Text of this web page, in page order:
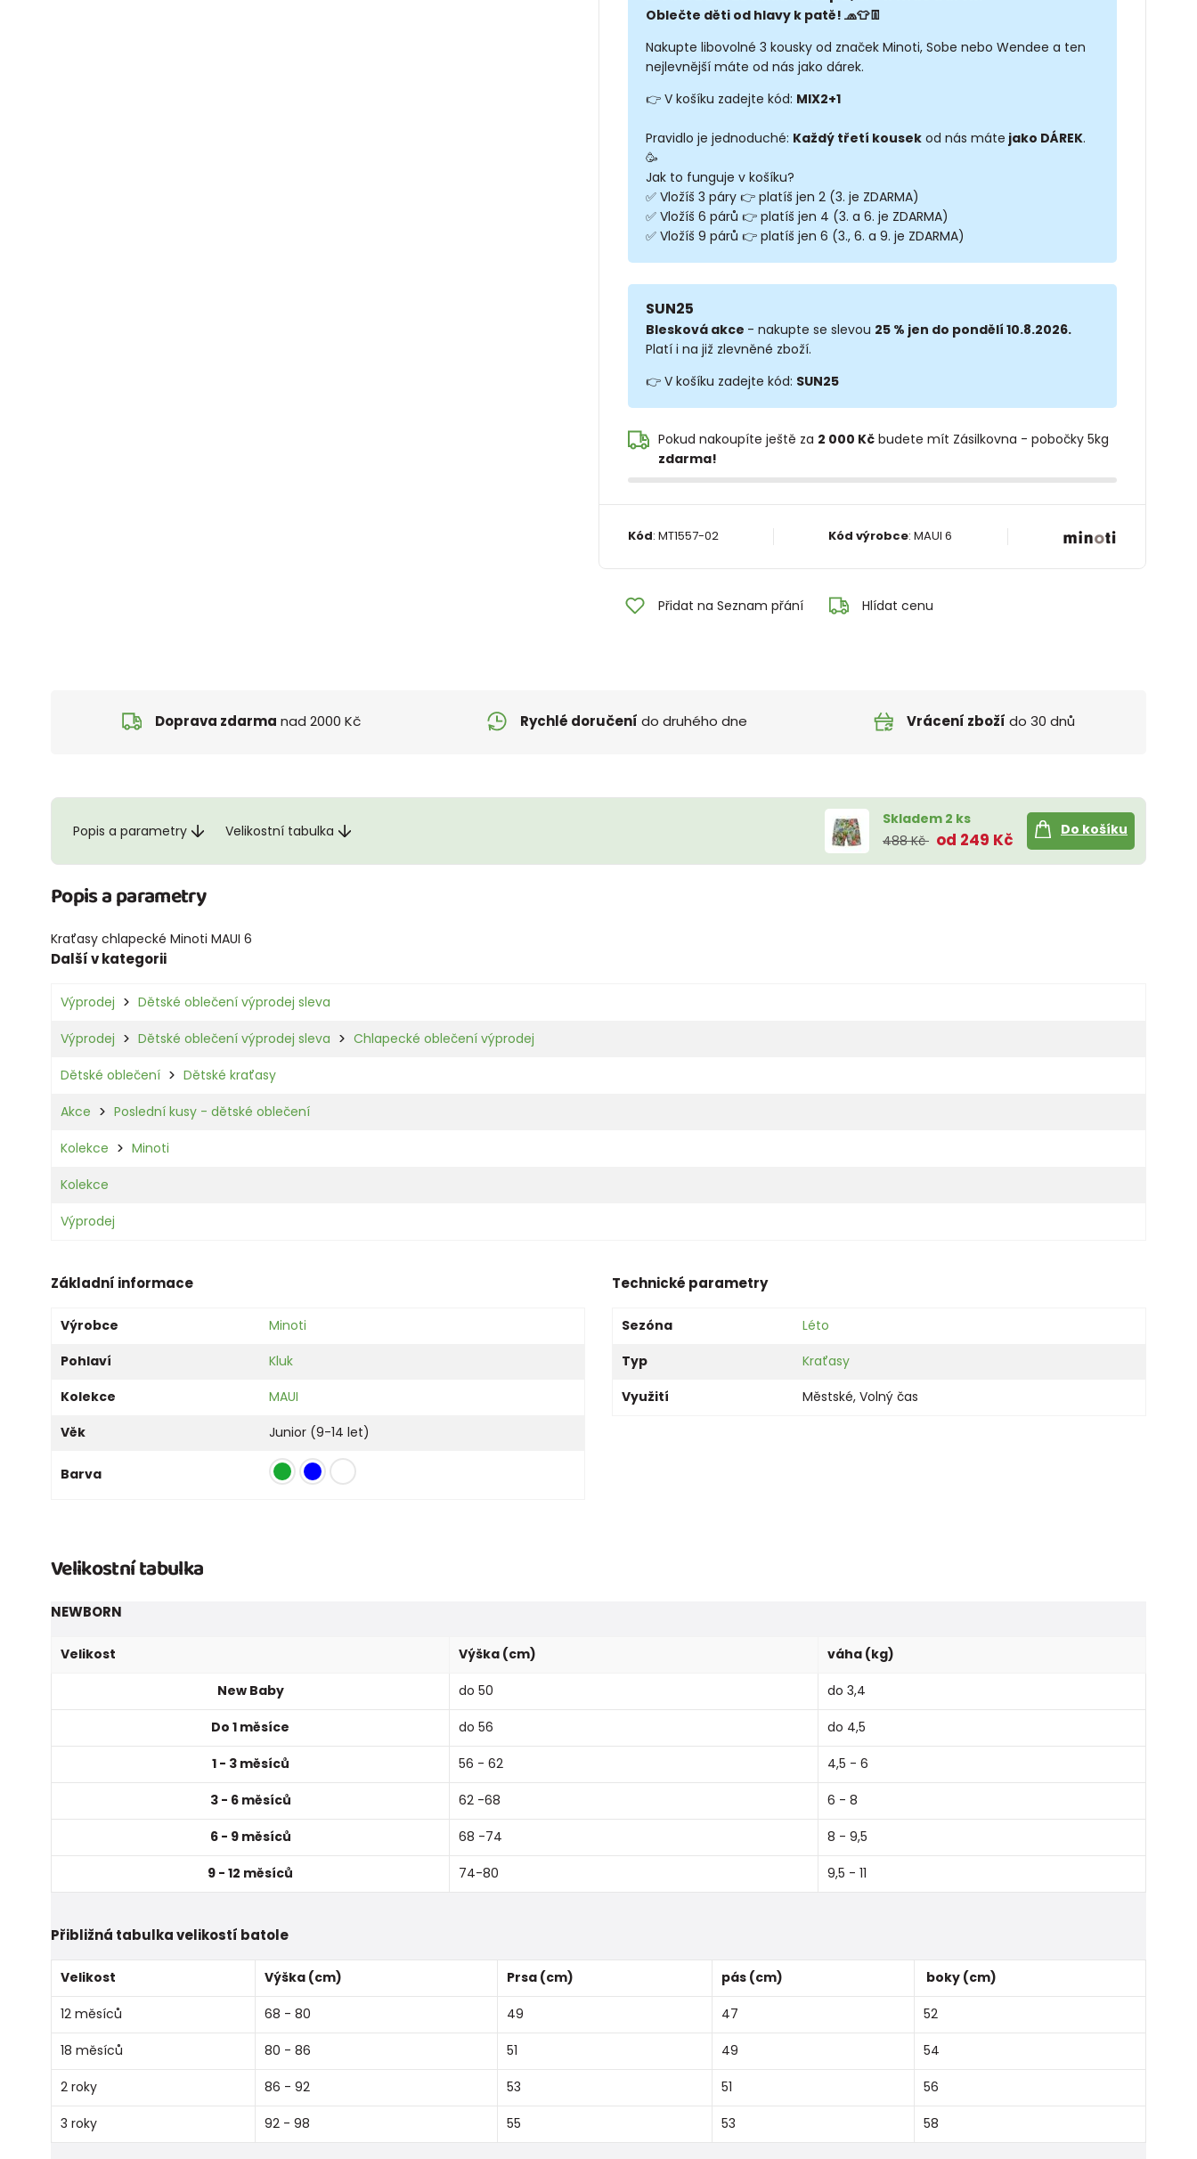
Oblečte děti od hlavy k patě! 🧢👕👖
Nakupte libovolné 3 kousky od značek Minoti, Sobe nebo Wendee a ten
nejlevnější máte od nás jako dárek.
👉 V košíku zadejte kód: MIX2+1
Pravidlo je jednoduché: Každý třetí kousekod nás máte jako DÁREK.
🥳
Jak to funguje v košíku?
✅ Vložíš 3 páry 👉 platíš jen 2 (3. je ZDARMA)
✅ Vložíš 6 párů 👉 platíš jen 4 (3. a 6. je ZDARMA)
✅ Vložíš 9 párů 👉 platíš jen 6 (3., 6. a 9. je ZDARMA)
SUN25
Blesková akce - nakupte se slevou 25 % jen do pondělí 10.8.2026.
Platí i na již zlevněné zboží.
👉 V košíku zadejte kód: SUN25
Pokud nakoupíte ještě za 2 000 Kčbudete mít Zásilkovna - pobočky 5kg
zdarma!
Kód: MT1557-02 Kód výrobce:MAUI 6
Přidat na Seznam přání Hlídat cenu
Doprava zdarma nad 2000 Kč Rychlé doručení do druhého dne Vrácení zboží do 30 dnů
Popis a parametry Velikostní tabulka
Skladem 2 ks
488 Kč od 249 Kč
Do košíku
Popis a parametry
Kraťasy chlapecké Minoti MAUI 6
Další v kategorii
Výprodej Dětské oblečení výprodej sleva
Výprodej Dětské oblečení výprodej sleva Chlapecké oblečení výprodej
Dětské oblečení Dětské kraťasy
Akce Poslední kusy - dětské oblečení
Kolekce Minoti
Kolekce
Výprodej
Základní informace
Výrobce
Minoti
Pohlaví
Kluk
Kolekce
MAUI
Věk
Junior (9-14 let)
Barva
Technické parametry
Sezóna
Léto
Typ
Kraťasy
Využití
Městské, Volný čas
Velikostní tabulka
NEWBORN
Velikost Výška (cm) váha (kg)
New Baby do 50 do 3,4
Do 1 měsíce do 56 do 4,5
1 - 3 měsíců 56 - 62 4,5 - 6
3 - 6 měsíců 62 -68 6 - 8
6 - 9 měsíců 68 -74 8 - 9,5
9 - 12 měsíců 74-80 9,5 - 11
Přibližná tabulka velikostí batole
Velikost Výška (cm) Prsa (cm) pás (cm) boky (cm)
12 měsíců 68 - 80 49 47 52
18 měsíců 80 - 86 51 49 54
2 roky 86 - 92 53 51 56
3 roky 92 - 98 55 53 58